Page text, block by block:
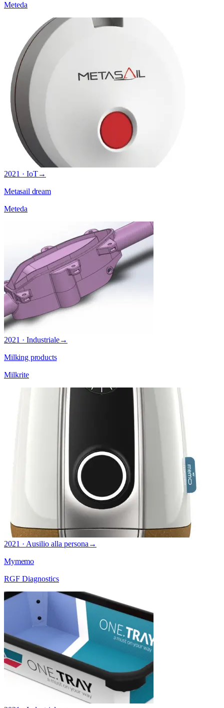
Meteda
2021 · IoT→
Metasail dream
Meteda
2021 · Industriale→
Milking products
Milkrite
2021 · Ausilio alla persona →
Mymemo
RGF Diagnostics